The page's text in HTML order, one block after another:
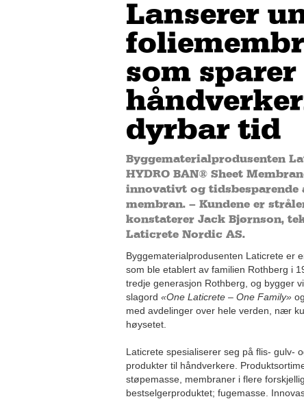
Lanserer
som sparer
dyrbar tid
Byggematerialprodusenten
HYDRO BAN® Sheet
innovativt og
membran. – Kundene er
konstaterer Jack Bjørnson,
Laticrete Nordic AS.
Byggematerialprodusenten Laticrete er
som ble etablert av familien Rothberg i
tredje generasjon Rothberg, og bygger
slagord «One Laticrete – One Family» og
med avdelinger over hele verden, nær
høysetet.
Laticrete spesialiserer seg på flis- gulv-
produkter til håndverkere.
støpemasse, membraner i flere
bestselgerproduktet; fugemasse.